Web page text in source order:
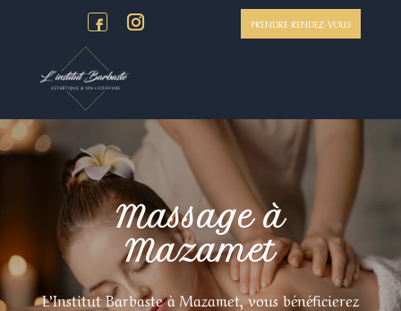
PRENDRE RENDEZ-VOUS
Massage à
Mazamet
L’Institut Barbaste à Mazamet, vous bénéficierez